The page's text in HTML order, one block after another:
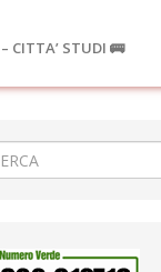
CITTA’ STUDI 🚌